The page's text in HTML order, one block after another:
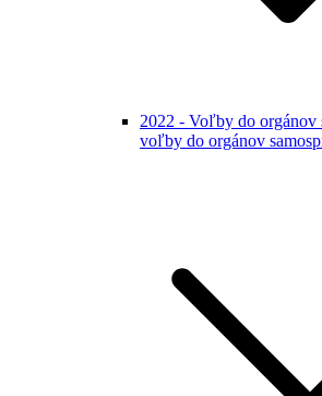
2022 - Voľby do orgánov
voľby do orgánov